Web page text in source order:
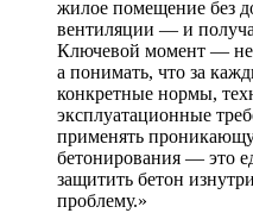
жилое помещение без
вентиляции — и
Ключевой момент — не
а понимать, что за
конкретные нормы,
эксплуатационные
применять
бетонирования — это
защитить бетон
проблему.»